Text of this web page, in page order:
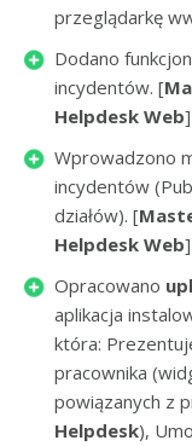
przeglądarkę
Dodano
incydentów. [
Helpdesk Web]
Wprowadzono
incydentów
działów). [
Helpdesk Web]
Opracowano
aplikacja
która:
pracownika
powiązanych z
Helpdesk),